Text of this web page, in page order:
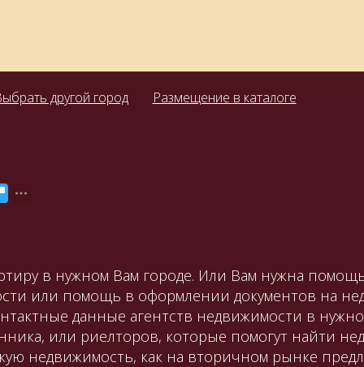
другой город Размещение в каталоге
в нужном Вам городе. Или Вам нужна
или помощь в оформлении документов на
данные агентств недвижимости в
или риелторов, которые помогут найти
недвижимость, как на вторичном рынке